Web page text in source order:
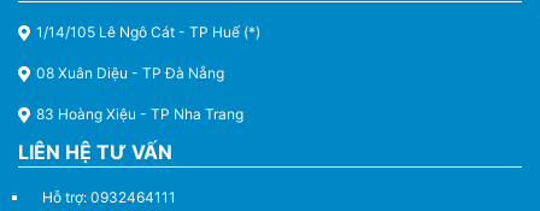
1/14/105 Lê Ngô Cát - TP Huế (*)
08 Xuân Diệu - TP Đà Nẵng
83 Hoàng Xiệu - TP Nha Trang
LIÊN HỆ TƯ VẤN
Hỗ trợ: 0932464111